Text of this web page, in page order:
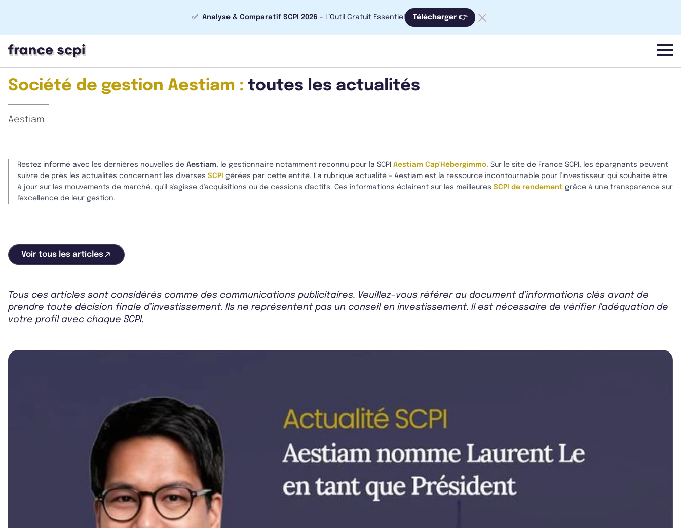
✅ Analyse & Comparatif SCPI 2026 - L’Outil Gratuit Essentiel Télécharger 👉
menu
Société de gestion Aestiam : toutes les actualités
Aestiam
Restez informé avec les dernières nouvelles de Aestiam, le gestionnaire notamment reconnu pour la SCPI Aestiam Cap'Hébergimmo. Sur le site de France SCPI, les épargnants peuvent
suivre de près les actualités concernant les diverses SCPI gérées par cette entité. La rubrique actualité – Aestiam est la ressource incontournable pour l’investisseur qui souhaite être
à jour sur les mouvements de marché, qu'il s'agisse d'acquisitions ou de cessions d'actifs. Ces informations éclairent sur les meilleures SCPI de rendement grâce à une transparence sur
l'excellence de leur gestion.
Voir tous les articles
Tous ces articles sont considérés comme des communications publicitaires. Veuillez-vous référer au document d’informations clés avant de
prendre toute décision finale d’investissement. Ils ne représentent pas un conseil en investissement. Il est nécessaire de vérifier l'adéquation de
votre profil avec chaque SCPI.